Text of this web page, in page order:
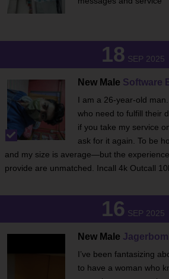
18 SEP 2025
New Male Software
I am a 26-year-old
who need to fulfill their
if you take my service
ask for it again. To be
and my size is average—but the
provide are unmatched. Incall 4k Outcall
16 SEP 2025
New Male
I’ve been fantasizing
to have a woman who